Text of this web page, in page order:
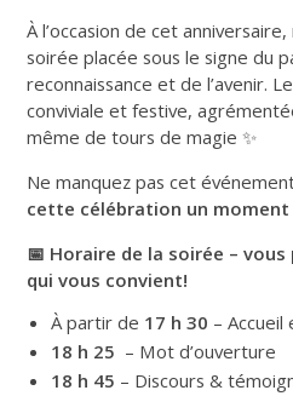
À l’occasion de cet
soirée placée sous le signe du
reconnaissance et de l’avenir.
conviviale et festive,
même de tours de magie ✨
Ne manquez pas cet
cette célébration un moment
📅 Horaire de la soirée – vous
qui vous convient!
À partir de 17 h 30 –
18 h 25 – Mot d’ouverture
18 h 45 – Discours &